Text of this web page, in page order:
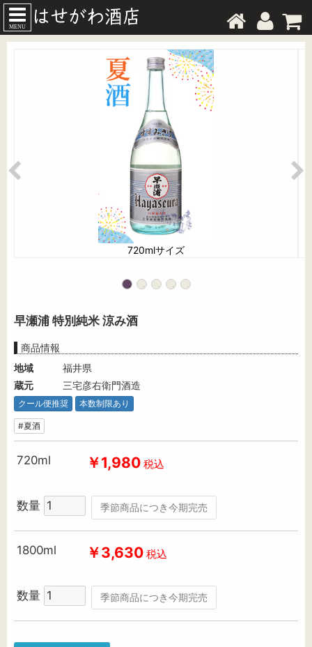
MENU
720mlサイズ
早瀬浦 特別純米 涼み酒
商品情報
地域
福井県
蔵元
三宅彦右衛門酒造
クール便推奨 本数制限あり
#夏酒
720ml ￥1,980 税込
数量 季節商品につき今期完売
1800ml ￥3,630 税込
数量 季節商品につき今期完売